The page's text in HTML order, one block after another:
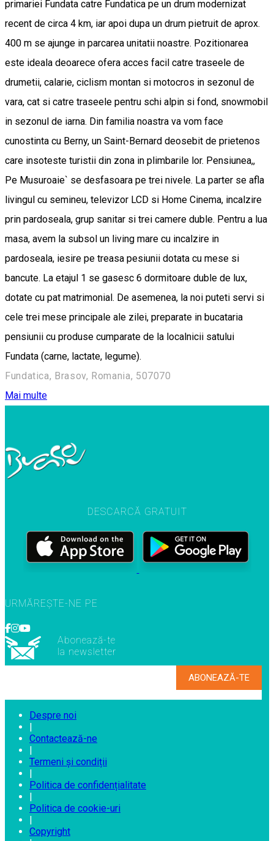
primariei Fundata catre Fundatica pe un drum modernizat
recent de circa 4 km, iar apoi dupa un drum pietruit de aprox.
400 m se ajunge in parcarea unitatii noastre. Pozitionarea
este ideala deoarece ofera acces facil catre traseele de
drumetii, calarie, ciclism montan si motocros in sezonul de
vara, cat si catre traseele pentru schi alpin si fond, snowmobil
in sezonul de iarna. Din familia noastra va vom face
cunostinta cu Berny, un Saint-Bernard deosebit de prietenos
care insoteste turistii din zona in plimbarile lor. Pensiunea,,
Pe Musuroaie` se desfasoara pe trei nivele. La parter se afla
livingul cu semineu, televizor LCD si Home Cinema, incalzire
prin pardoseala, grup sanitar si trei camere duble. Pentru a lua
masa, avem la subsol un living mare cu incalzire in
pardoseala, iesire pe treasa pesiunii dotata cu mese si
bancute. La etajul 1 se gasesc 6 dormitoare duble de lux,
dotate cu pat matrimonial. De asemenea, la noi puteti servi si
cele trei mese principale ale zilei, preparate in bucataria
pensiunii cu produse cumparate de la localnicii satului
Fundata (carne, lactate, legume).
Fundatica, Brasov, Romania, 507070
Mai multe
DESCARCĂ GRATUIT
URMĂREȘTE-NE PE
Abonează-te
la newsletter
Despre noi
|
Contactează-ne
|
Termeni și condiții
|
Politica de confidențialitate
|
Politica de cookie-uri
|
Copyright